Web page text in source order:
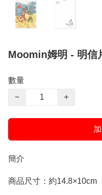
Moomin姆明 - 明信
數量
−
+
簡介
商品尺寸：約14.8×10cm